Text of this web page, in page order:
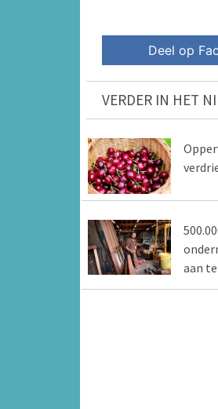
Deel op
VERDER IN HET
aan